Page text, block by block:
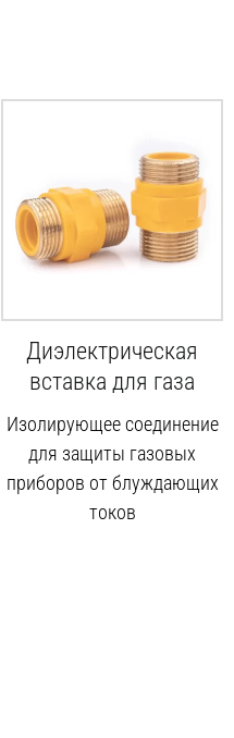
Диэлектрическая
вставка для газа
Изолирующее соединение
для защиты газовых
приборов от блуждающих
токов